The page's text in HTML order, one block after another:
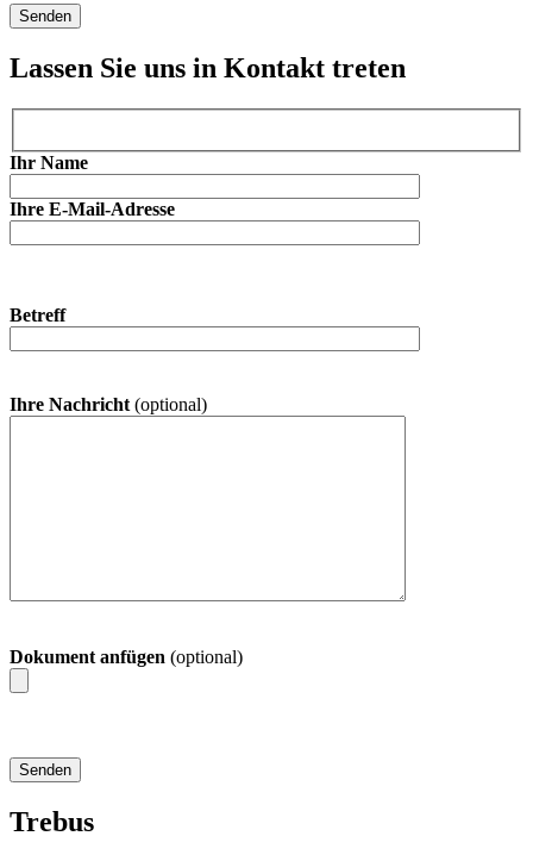
Lassen Sie uns in Kontakt treten
Ihr Name
Ihre E-Mail-Adresse
Betreff
Ihre Nachricht (optional)
Dokument anfügen (optional)
Trebus